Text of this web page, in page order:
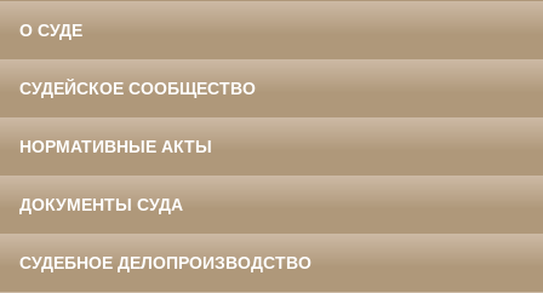
О СУДЕ
СУДЕЙСКОЕ СООБЩЕСТВО
НОРМАТИВНЫЕ АКТЫ
ДОКУМЕНТЫ СУДА
СУДЕБНОЕ ДЕЛОПРОИЗВОДСТВО